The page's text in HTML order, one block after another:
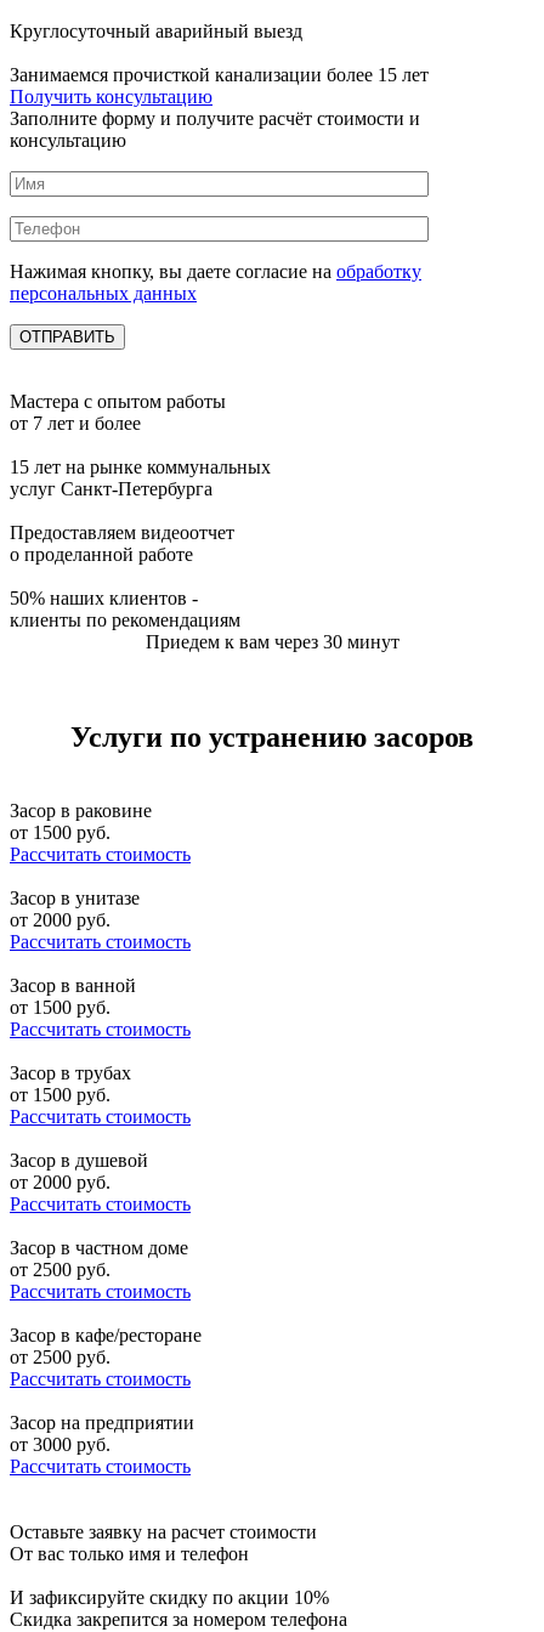
Круглосуточный аварийный выезд
Занимаемся прочисткой канализации более 15 лет
Получить консультацию
Заполните форму и получите расчёт стоимости и
консультацию
Нажимая кнопку, вы даете согласие на обработку
персональных данных
Мастера с опытом работы
от 7 лет и более
15 лет на рынке коммунальных
услуг Санкт-Петербурга
Предоставляем видеоотчет
о проделанной работе
50% наших клиентов -
клиенты по рекомендациям
Приедем к вам через 30 минут
Услуги по устранению засоров
Засор в раковине
от 1500 руб.
Рассчитать стоимость
Засор в унитазе
от 2000 руб.
Рассчитать стоимость
Засор в ванной
от 1500 руб.
Рассчитать стоимость
Засор в трубах
от 1500 руб.
Рассчитать стоимость
Засор в душевой
от 2000 руб.
Рассчитать стоимость
Засор в частном доме
от 2500 руб.
Рассчитать стоимость
Засор в кафе/ресторане
от 2500 руб.
Рассчитать стоимость
Засор на предприятии
от 3000 руб.
Рассчитать стоимость
Оставьте заявку на расчет стоимости
От вас только имя и телефон
И зафиксируйте скидку по акции 10%
Скидка закрепится за номером телефона